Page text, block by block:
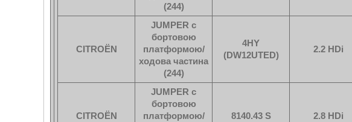
(244)
CITROËN
JUMPER c
бортовою
платформою/
ходова частина
(244)
4HY
(DW12UTED)
2.2 HDi
CITROËN
JUMPER c
бортовою
платформою/
8140.43 S 2.8 HDi